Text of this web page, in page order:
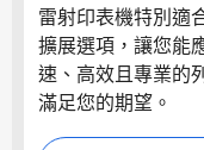
雷射印表機特別適
擴展選項，讓您能
速、高效且專業的
滿足您的期望。